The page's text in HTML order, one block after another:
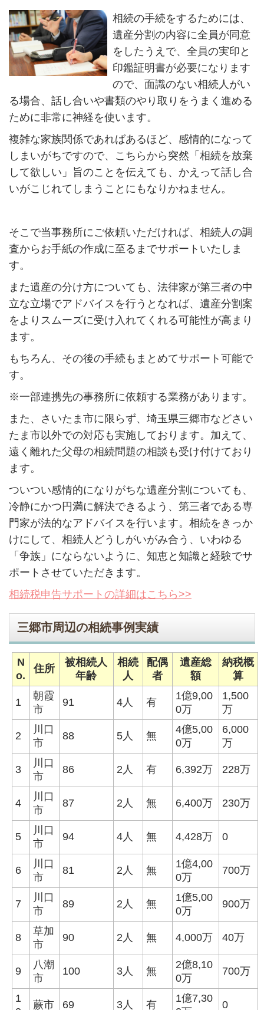
相続の手続をするためには、
遺産分割の内容に全員が同意
をしたうえで、全員の実印と
印鑑証明書が必要になります
ので、面識のない相続人がい
る場合、話し合いや書類のやり取りをうまく進める
ために非常に神経を使います。
複雑な家族関係であればあるほど、感情的になって
しまいがちですので、こちらから突然「相続を放棄
して欲しい」旨のことを伝えても、かえって話し合
いがこじれてしまうことにもなりかねません。
そこで当事務所にご依頼いただければ、相続人の調
査からお手紙の作成に至るまでサポートいたしま
す。
また遺産の分け方についても、法律家が第三者の中
立な立場でアドバイスを行うとなれば、遺産分割案
をよりスムーズに受け入れてくれる可能性が高まり
ます。
もちろん、その後の手続もまとめてサポート可能で
す。
※一部連携先の事務所に依頼する業務があります。
また、さいたま市に限らず、埼玉県三郷市などさい
たま市以外での対応も実施しております。加えて、
遠く離れた父母の相続問題の相談も受け付けており
ます。
ついつい感情的になりがちな遺産分割についても、
冷静にかつ円満に解決できるよう、第三者である専
門家が法的なアドバイスを行います。相続をきっか
けにして、相続人どうしがいがみ合う、いわゆる
「争族」にならないように、知恵と知識と経験でサ
ポートさせていただきます。
相続税申告サポートの詳細はこちら>>
三郷市周辺の相続事例実績
N
o.
住所
被相続人
年齢
相続
人
配偶
者
遺産総
額
納税概
算
1
朝霞
市
91 4人 有
1億9,00
0万
1,500
万
2
川口
市
88 5人 無
4億5,00
0万
6,000
万
3
川口
市
86 2人 有 6,392万 228万
4
川口
市
87 2人 無 6,400万 230万
5
川口
市
94 4人 無 4,428万 0
6
川口
市
81 2人 無
1億4,00
0万
700万
7
川口
市
89 2人 無
1億5,00
0万
900万
8
草加
市
90 2人 無 4,000万 40万
9
八潮
市
100 3人 無
2億8,10
0万
700万
1
蕨市 69 3人 有
1億7,30
0